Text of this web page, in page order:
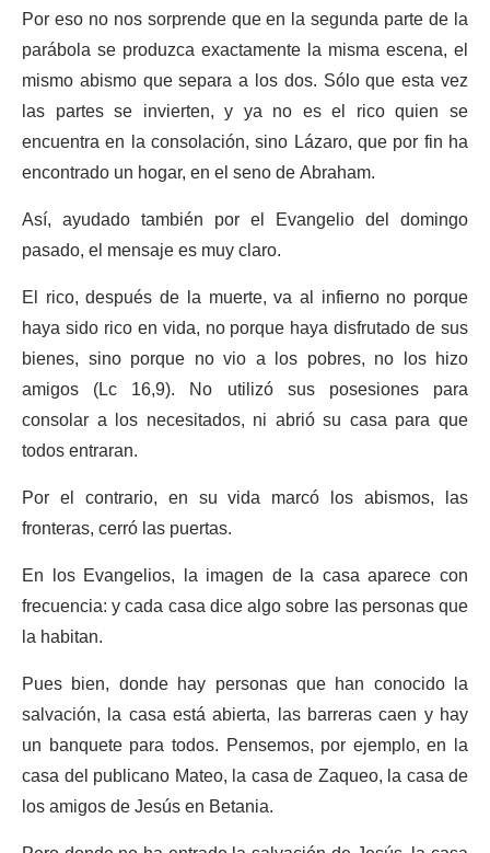
Por eso no nos sorprende que en la segunda parte de la
parábola se produzca exactamente la misma escena, el
mismo abismo que separa a los dos. Sólo que esta vez
las partes se invierten, y ya no es el rico quien se
encuentra en la consolación, sino Lázaro, que por fin ha
encontrado un hogar, en el seno de Abraham.
Así, ayudado también por el Evangelio del domingo
pasado, el mensaje es muy claro.
El rico, después de la muerte, va al infierno no porque
haya sido rico en vida, no porque haya disfrutado de sus
bienes, sino porque no vio a los pobres, no los hizo
amigos (Lc 16,9). No utilizó sus posesiones para
consolar a los necesitados, ni abrió su casa para que
todos entraran.
Por el contrario, en su vida marcó los abismos, las
fronteras, cerró las puertas.
En los Evangelios, la imagen de la casa aparece con
frecuencia: y cada casa dice algo sobre las personas que
la habitan.
Pues bien, donde hay personas que han conocido la
salvación, la casa está abierta, las barreras caen y hay
un banquete para todos. Pensemos, por ejemplo, en la
casa del publicano Mateo, la casa de Zaqueo, la casa de
los amigos de Jesús en Betania.